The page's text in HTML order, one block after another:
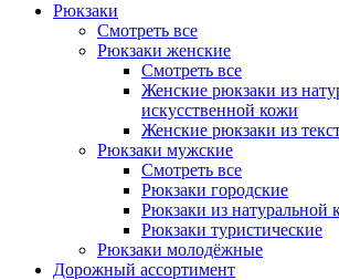
Рюкзаки
Смотреть все
Рюкзаки женские
Смотреть все
Женские рюкзаки из
искусственной кожи
Женские рюкзаки из
Рюкзаки мужские
Смотреть все
Рюкзаки городские
Рюкзаки из натуральной
Рюкзаки туристические
Рюкзаки молодёжные
Дорожный ассортимент